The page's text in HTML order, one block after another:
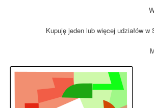
treści
Kupuję jeden lub więcej udziałów w